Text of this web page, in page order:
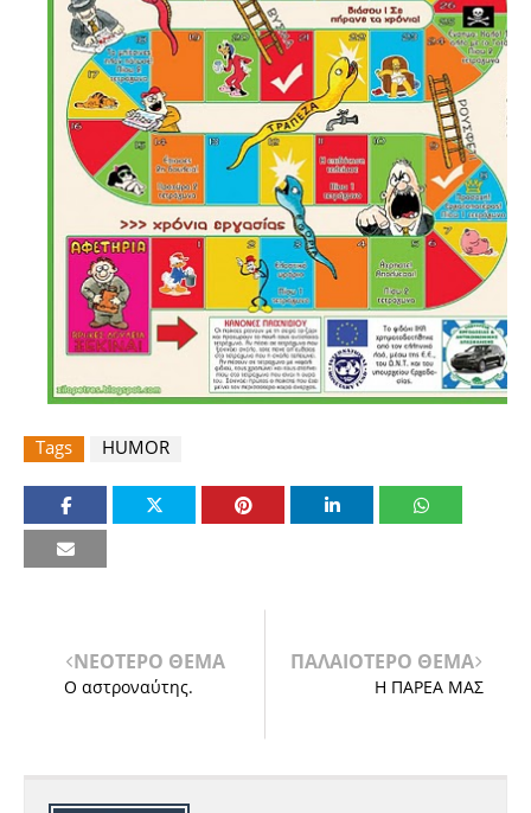
Tags HUMOR
ΝΕΟΤΕΡΟ ΘΕΜΑ
Ο αστροναύτης.
ΠΑΛΑΙΟΤΕΡΟ ΘΕΜΑ
Η ΠΑΡΕΑ ΜΑΣ